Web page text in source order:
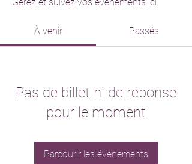
À venir Passés
Pas de billet ni de réponse
pour le moment
Parcourir les événements